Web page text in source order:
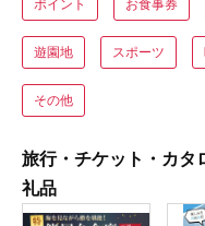
ポイント お食事券
遊園地 スポーツ
その他
旅行・チケット・カタ
礼品